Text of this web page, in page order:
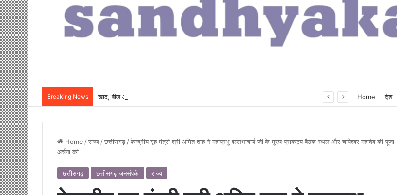
Breaking News Home देश
Home /राज्य /छत्तीसगढ़ /केन्द्रीय गृह मंत्री श्री अमित शाह ने महाप्रभु वल्लभाचार्य जी के मुख्य प्राकट्य बैठक स्थल और चम्पेश्वर महादेव की पूजा-
अर्चना की
छत्तीसगढ़ छत्तीसगढ़ जनसंपर्क राज्य